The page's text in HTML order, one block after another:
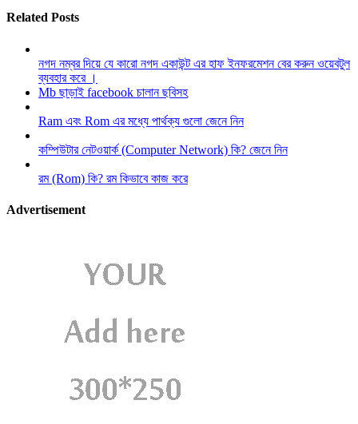
Related Posts
নগদ নম্বর দিয়ে যে কারো নগদ একাউন্ট এর হাফ ইনফরমেশন বের করুন ওয়েবটুল
ব্যবহার করে ।
Mb ছাড়াই facebook চালান ছবিসহ
Ram এবং Rom এর মধ্যে পার্থক্য গুলো জেনে নিন
কম্পিউটার নেটওয়ার্ক (Computer Network) কি? জেনে নিন
রম (Rom) কি? রম কিভাবে কাজ করে
Advertisement